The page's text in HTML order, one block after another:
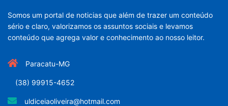
Somos um portal de noticias que além de trazer um conteúdo
sério e claro, valorizamos os assuntos sociais e levamos
conteúdo que agrega valor e conhecimento ao nosso leitor.
Paracatu-MG
(38) 99915-4652
uldiceiaoliveira@hotmail.com